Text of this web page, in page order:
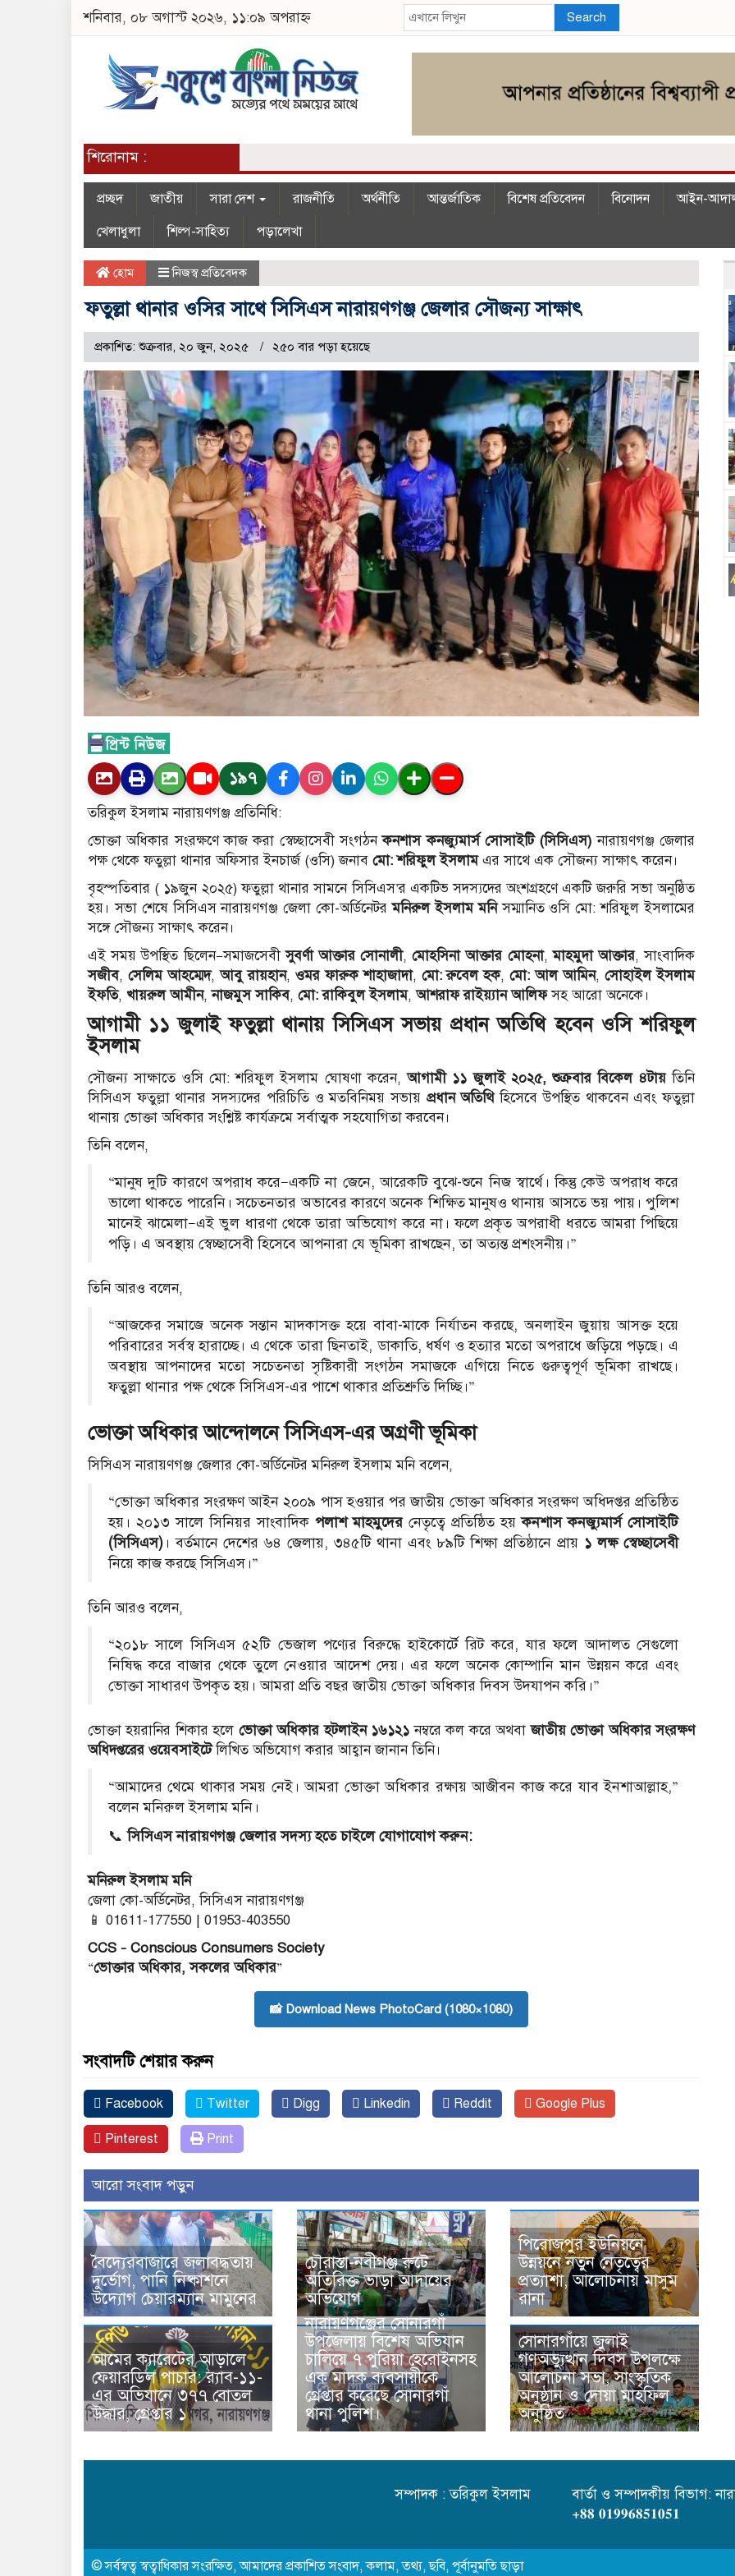
শনিবার, ০৮ অগাস্ট ২০২৬, ১১:০৯ অপরাহ্ন Search
শিরোনাম :
প্রচ্ছদ জাতীয় সারা দেশ রাজনীতি অর্থনীতি আন্তর্জাতিক বিশেষ প্রতিবেদন বিনোদন আইন-
খেলাধুলা
শিল্প-সাহিত্য পড়ালেখা
হোম নিজস্ব প্রতিবেদক
ফতুল্লা থানার ওসির সাথে সিসিএস নারায়ণগঞ্জ জেলার সৌজন্য সাক্ষাৎ
প্রকাশিত: শুক্রবার, ২০ জুন, ২০২৫ ২৫০ বার পড়া হয়েছে
১৯৭
তরিকুল ইসলাম নারায়ণগঞ্জ প্রতিনিধি:
ভোক্তা অধিকার সংরক্ষণে কাজ করা স্বেচ্ছাসেবী সংগঠনকনশাস কনজ্যুমার্স সোসাইটি (সিসিএস) নারায়ণগঞ্জ জেলার
পক্ষ থেকে ফতুল্লা থানার অফিসার ইনচার্জ (ওসি) জনাব মো: শরিফুল ইসলামএর সাথে এক সৌজন্য সাক্ষাৎ করেন।
বৃহস্পতিবার ( ১৯জুন ২০২৫) ফতুল্লা থানার সামনে সিসিএস’র একটিভ সদস্যদের অংশগ্রহণে একটি জরুরি সভা অনুষ্ঠিত
হয়। সভা শেষে সিসিএস নারায়ণগঞ্জ জেলা কো-অর্ডিনেটরমনিরুল ইসলাম মনিসম্মানিত ওসি মো: শরিফুল ইসলামের
সঙ্গে সৌজন্য সাক্ষাৎ করেন।
এই সময় উপস্থিত ছিলেন—সমাজসেবীসুবর্ণা আক্তার সোনালী,মোহসিনা আক্তার মোহনা,মাহমুদা আক্তার, সাংবাদিক
সজীব, সেলিম আহম্মেদ,আবু রায়হান, ওমর ফারুক শাহাজাদা, মো: রুবেল হক,মো: আল আমিন,সোহাইল ইসলাম
ইফতি, খায়রুল আমীন,নাজমুস সাকিব, মো: রাকিবুল ইসলাম,আশরাফ রাইয়্যান আলিফসহ আরো অনেকে।
আগামী ১১ জুলাই ফতুল্লা থানায় সিসিএস সভায় প্রধান অতিথি হবেন ওসি শরিফুল
ইসলাম
সৌজন্য সাক্ষাতে ওসি মো: শরিফুল ইসলাম ঘোষণা করেন,আগামী ১১ জুলাই ২০২৫, শুক্রবার বিকেল ৪টায়তিনি
সিসিএস ফতুল্লা থানার সদস্যদের পরিচিতি ও মতবিনিময় সভায় প্রধান অতিথিহিসেবে উপস্থিত থাকবেন এবং ফতুল্লা
থানায় ভোক্তা অধিকার সংশ্লিষ্ট কার্যক্রমে সর্বাত্মক সহযোগিতা করবেন।
তিনি বলেন,
“মানুষ দুটি কারণে অপরাধ করে—একটি না জেনে, আরেকটি বুঝে-শুনে নিজ স্বার্থে। কিন্তু কেউ অপরাধ করে
ভালো থাকতে পারেনি। সচেতনতার অভাবের কারণে অনেক শিক্ষিত মানুষও থানায় আসতে ভয় পায়। পুলিশ
মানেই ঝামেলা—এই ভুল ধারণা থেকে তারা অভিযোগ করে না। ফলে প্রকৃত অপরাধী ধরতে আমরা পিছিয়ে
পড়ি। এ অবস্থায় স্বেচ্ছাসেবী হিসেবে আপনারা যে ভূমিকা রাখছেন, তা অত্যন্ত প্রশংসনীয়।”
তিনি আরও বলেন,
“আজকের সমাজে অনেক সন্তান মাদকাসক্ত হয়ে বাবা-মাকে নির্যাতন করছে, অনলাইন জুয়ায় আসক্ত হয়ে
পরিবারের সর্বস্ব হারাচ্ছে। এ থেকে তারা ছিনতাই, ডাকাতি, ধর্ষণ ও হত্যার মতো অপরাধে জড়িয়ে পড়ছে। এ
অবস্থায় আপনাদের মতো সচেতনতা সৃষ্টিকারী সংগঠন সমাজকে এগিয়ে নিতে গুরুত্বপূর্ণ ভূমিকা রাখছে।
ফতুল্লা থানার পক্ষ থেকে সিসিএস-এর পাশে থাকার প্রতিশ্রুতি দিচ্ছি।”
ভোক্তা অধিকার আন্দোলনে সিসিএস-এর অগ্রণী ভূমিকা
সিসিএস নারায়ণগঞ্জ জেলার কো-অর্ডিনেটর মনিরুল ইসলাম মনি বলেন,
“ভোক্তা অধিকার সংরক্ষণ আইন ২০০৯ পাস হওয়ার পর জাতীয় ভোক্তা অধিকার সংরক্ষণ অধিদপ্তর প্রতিষ্ঠিত
হয়। ২০১৩ সালে সিনিয়র সাংবাদিক পলাশ মাহমুদেরনেতৃত্বে প্রতিষ্ঠিত হয়কনশাস কনজ্যুমার্স সোসাইটি
(সিসিএস) । বর্তমানে দেশের ৬৪ জেলায়, ৩৪৫টি থানা এবং ৮৯টি শিক্ষা প্রতিষ্ঠানে প্রায় ১ লক্ষ স্বেচ্ছাসেবী
নিয়ে কাজ করছে সিসিএস।”
তিনি আরও বলেন,
“২০১৮ সালে সিসিএস ৫২টি ভেজাল পণ্যের বিরুদ্ধে হাইকোর্টে রিট করে, যার ফলে আদালত সেগুলো
নিষিদ্ধ করে বাজার থেকে তুলে নেওয়ার আদেশ দেয়। এর ফলে অনেক কোম্পানি মান উন্নয়ন করে এবং
ভোক্তা সাধারণ উপকৃত হয়। আমরা প্রতি বছর জাতীয় ভোক্তা অধিকার দিবস উদযাপন করি।”
ভোক্তা হয়রানির শিকার হলে ভোক্তা অধিকার হটলাইন ১৬১২১ নম্বরে কল করে অথবাজাতীয় ভোক্তা অধিকার সংরক্ষণ
অধিদপ্তরের ওয়েবসাইটেলিখিত অভিযোগ করার আহ্বান জানান তিনি।
“আমাদের থেমে থাকার সময় নেই। আমরা ভোক্তা অধিকার রক্ষায় আজীবন কাজ করে যাব ইনশাআল্লাহ,”
বলেন মনিরুল ইসলাম মনি।
📞সিসিএস নারায়ণগঞ্জ জেলার সদস্য হতে চাইলে যোগাযোগ করুন:
মনিরুল ইসলাম মনি
জেলা কো-অর্ডিনেটর, সিসিএস নারায়ণগঞ্জ
📱 01611-177550 | 01953-403550
CCS – Conscious Consumers Society
“ভোক্তার অধিকার, সকলের অধিকার”
📸 Download News PhotoCard (1080×1080)
সংবাদটি শেয়ার করুন
Facebook Twitter Digg Linkedin Reddit Google Plus
Pinterest Print
আরো সংবাদ পড়ুন
বৈদ্যেরবাজারে জলাবদ্ধতায়
দুর্ভোগ, পানি নিষ্কাশনে
উদ্যোগ চেয়ারম্যান মামুনের
চৌরাস্তা-নবীগঞ্জ রুটে
অতিরিক্ত ভাড়া আদায়ের
অভিযোগ
পিরোজপুর ইউনিয়নে
উন্নয়নে নতুন নেতৃত্বের
প্রত্যাশা, আলোচনায় মাসুম
রানা
আমের ক্যারেটের আড়ালে
ফেয়ারডিল পাচার: র‍্যাব-১১-
এর অভিযানে ৩৭৭ বোতল
উদ্ধার, গ্রেপ্তার ১
নারায়ণগঞ্জের সোনারগাঁ
উপজেলায় বিশেষ অভিযান
চালিয়ে ৭ পুরিয়া হেরোইনসহ
এক মাদক ব্যবসায়ীকে
গ্রেপ্তার করেছে সোনারগাঁ
থানা পুলিশ।
সোনারগাঁয়ে জুলাই
গণঅভ্যুত্থান দিবস উপলক্ষে
আলোচনা সভা, সাংস্কৃতিক
অনুষ্ঠান ও দোয়া মাহফিল
অনুষ্ঠিত
সম্পাদক : তরিকুল ইসলাম
বার্তা ও সম্পাদকীয় বিভাগ:
+𝟖𝟖 𝟎𝟏𝟗𝟗𝟔𝟖𝟓𝟏𝟎𝟓𝟏
© সর্বস্বত্ব স্বত্বাধিকার সংরক্ষিত, আমাদের প্রকাশিত সংবাদ, কলাম, তথ্য, ছবি, পূর্বানুমতি ছাড়া